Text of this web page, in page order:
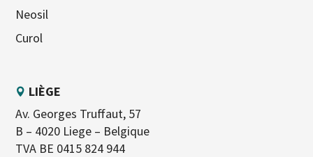
Neosil
Curol
LIÈGE
Av. Georges Truffaut, 57
B – 4020 Liege – Belgique
TVA BE 0415 824 944